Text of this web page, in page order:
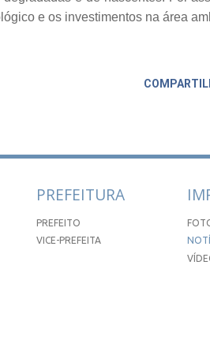
e os investimentos na área
PREFEITURA
PREFEITO
VICE-PREFEITA